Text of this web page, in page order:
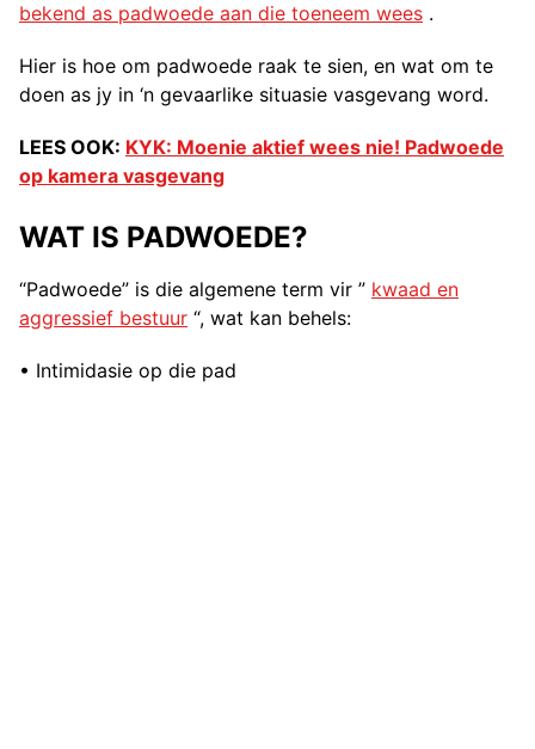
bekend as padwoede aan die toeneem wees .
Hier is hoe om padwoede raak te sien, en wat om te
doen as jy in ‘n gevaarlike situasie vasgevang word.
LEES OOK: KYK: Moenie aktief wees nie! Padwoede
op kamera vasgevang
WAT IS PADWOEDE?
“Padwoede” is die algemene term vir ” kwaad en
aggressief bestuur “, wat kan behels:
• Intimidasie op die pad